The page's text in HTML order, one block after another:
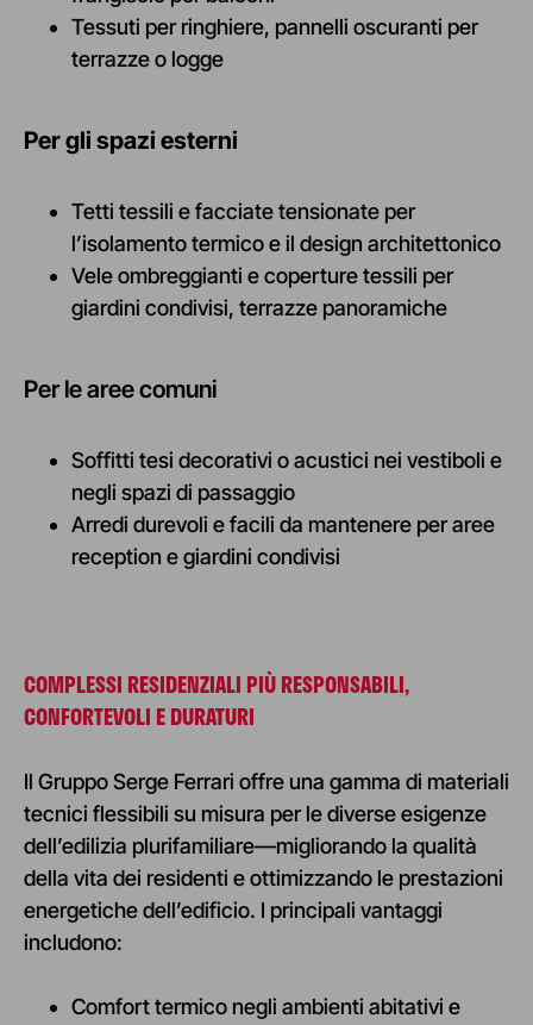
Tessuti per ringhiere, pannelli oscuranti per
terrazze o logge
Per gli spazi esterni
Tetti tessili e facciate tensionate per
l’isolamento termico e il design architettonico
Vele ombreggianti e coperture tessili per
giardini condivisi, terrazze panoramiche
Per le aree comuni
Soffitti tesi decorativi o acustici nei vestiboli e
negli spazi di passaggio
Arredi durevoli e facili da mantenere per aree
reception e giardini condivisi
COMPLESSI RESIDENZIALI PIÙ RESPONSABILI,
CONFORTEVOLI E DURATURI
Il Gruppo Serge Ferrari offre una gamma di materiali
tecnici flessibili su misura per le diverse esigenze
dell’edilizia plurifamiliare—migliorando la qualità
della vita dei residenti e ottimizzando le prestazioni
energetiche dell’edificio. I principali vantaggi
includono:
Comfort termico negli ambienti abitativi e